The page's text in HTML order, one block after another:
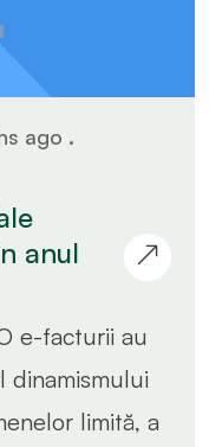
ago .
anul
e-facturii au
dinamismului
limită, a